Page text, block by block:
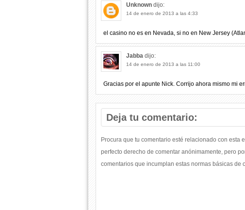
Unknown dijo:
14 de enero de 2013 a las 4:33
el casino no es en Nevada, si no en New Jersey
Jabba dijo:
14 de enero de 2013 a las 11:00
Gracias por el apunte Nick. Corrijo ahora mismo mi
Deja tu comentario:
Procura que tu comentario esté relacionado con esta
perfecto derecho de comentar anónimamente, pero
comentarios que incumplan estas normas básicas